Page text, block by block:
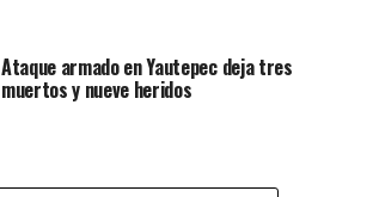
Ataque armado en Yautepec deja tres
muertos y nueve heridos